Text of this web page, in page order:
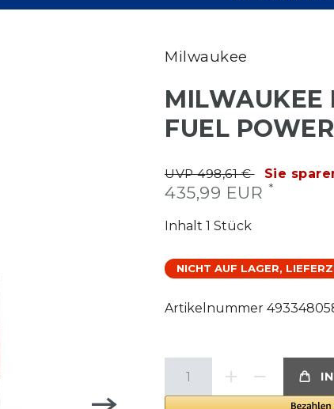
Milwaukee
MILWAUKEE
FUEL
UVP 498,61 € Sie
435,99 EUR *
Inhalt 1 Stück
NICHT AUF LAGER,
Artikelnummer